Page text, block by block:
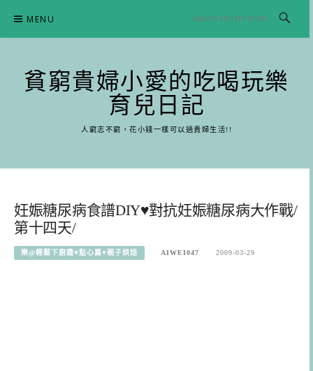
content
MENU
貧窮貴婦小愛的吃喝玩樂
育兒日記
人窮志不窮，花小錢一樣可以過貴婦生活!!
妊娠糖尿病食譜DIY♥對抗妊娠糖尿病大作戰/
第十四天/
樂@輕鬆下廚趣♥點心篇♥親子烘焙 AIWEI047 2009-03-29